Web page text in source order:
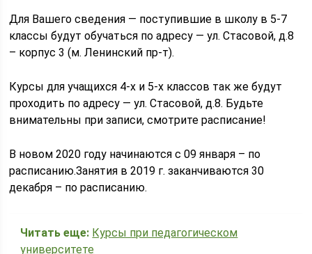
Для Вашего сведения — поступившие в школу в 5-7
классы будут обучаться по адресу — ул. Стасовой, д.8
– корпус 3 (м. Ленинский пр-т).
Курсы для учащихся 4-х и 5-х классов так же будут
проходить по адресу — ул. Стасовой, д.8. Будьте
внимательны при записи, смотрите расписание!
В новом 2020 году начинаются с 09 января – по
расписанию.Занятия в 2019 г. заканчиваются 30
декабря – по расписанию.
Читать еще: Курсы при педагогическом
университете